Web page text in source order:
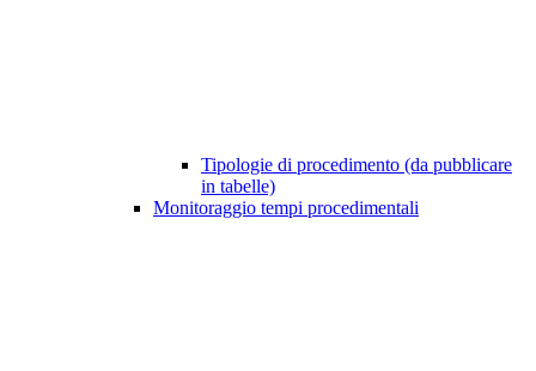
Tipologie di procedimento (da pubblicare
in tabelle)
Monitoraggio tempi procedimentali